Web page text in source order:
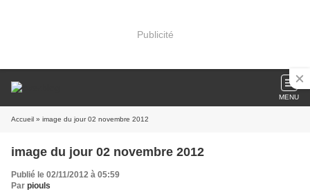
Publicité
MENU
Accueil » image du jour 02 novembre 2012
image du jour 02 novembre 2012
Publié le 02/11/2012 à 05:59
Par piouls